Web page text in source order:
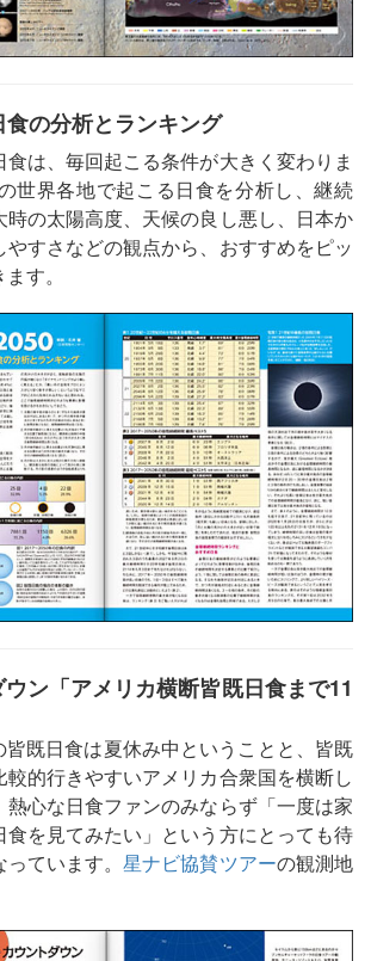
の分析とランキング
は、毎回起こる条件が大きく変わりま
世界各地で起こる日食を分析し、継続
時の太陽高度、天候の良し悪し、日本か
やすさなどの観点から、おすすめをピッ
す。
ン「アメリカ横断皆既日食まで11
既日食は夏休み中ということと、皆既
的行きやすいアメリカ合衆国を横断し
熱心な日食ファンのみならず「一度は家
を見てみたい」という方にとっても待
っています。星ナビ協賛ツアーの観測地